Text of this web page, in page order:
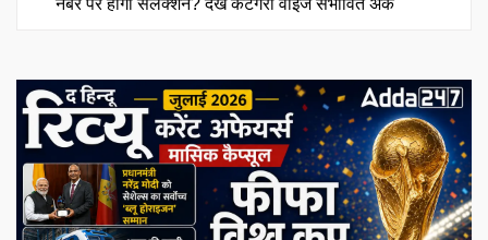
नंबर पर होगा सेलेक्शन? देखें कैटेगरी वाइज संभावित अंक